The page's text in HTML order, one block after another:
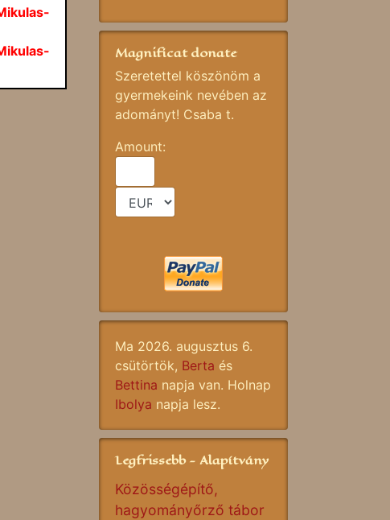
Magnificat donate
Szeretettel köszönöm a
gyermekeink nevében az
adományt! Csaba t.
Amount:
Ma 2026. augusztus 6.
csütörtök, Berta és
Bettina napja van. Holnap
Ibolya napja lesz.
Legfrissebb - Alapítvány
Közösségépítő,
hagyományőrző tábor